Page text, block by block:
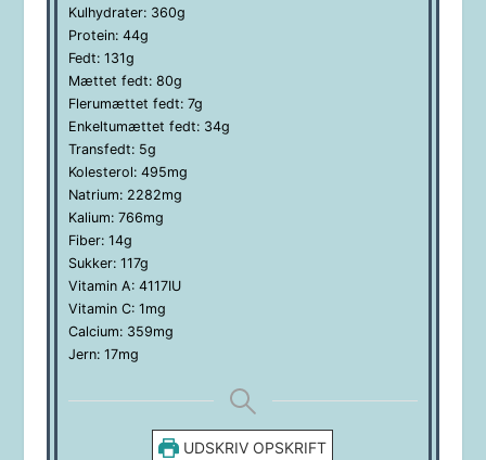
Kulhydrater: 360g
Protein: 44g
Fedt: 131g
Mættet fedt: 80g
Flerumættet fedt: 7g
Enkeltumættet fedt: 34g
Transfedt: 5g
Kolesterol: 495mg
Natrium: 2282mg
Kalium: 766mg
Fiber: 14g
Sukker: 117g
Vitamin A: 4117IU
Vitamin C: 1mg
Calcium: 359mg
Jern: 17mg
UDSKRIV OPSKRIFT